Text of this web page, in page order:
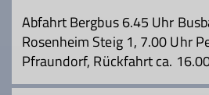
Abfahrt Bergbus 6.45 Uhr
Rosenheim Steig 1, 7.00 Uhr
Pfraundorf, Rückfahrt ca.